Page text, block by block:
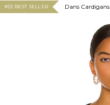
#53 BEST SELLER Dans Cardigans